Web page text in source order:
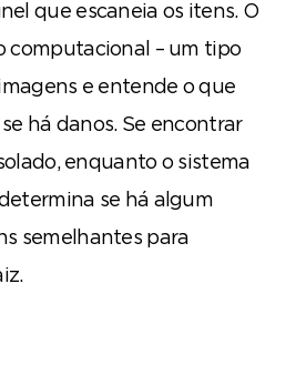
que escaneia os itens. O
computacional – um tipo
e entende o que
há danos. Se encontrar
enquanto o sistema
se há algum
semelhantes para